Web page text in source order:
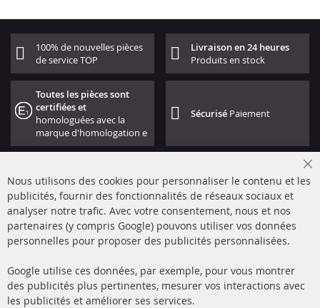
100% de nouvelles pièces
de service TOP
Livraison en 24 heures
Produits en stock
Toutes les pièces sont
certifiées et
homologuées avec la
marque d'homologation e
Sécurisé Paiement
+49 (0) 4533 799000
info@contra-automotive.de
facebook
instagram
Nous utilisons des cookies pour personnaliser le contenu et les
publicités, fournir des fonctionnalités de réseaux sociaux et
analyser notre trafic. Avec votre consentement, nous et nos
partenaires (y compris Google) pouvons utiliser vos données
personnelles pour proposer des publicités personnalisées.
Google utilise ces données, par exemple, pour vous montrer
des publicités plus pertinentes, mesurer vos interactions avec
les publicités et améliorer ses services.